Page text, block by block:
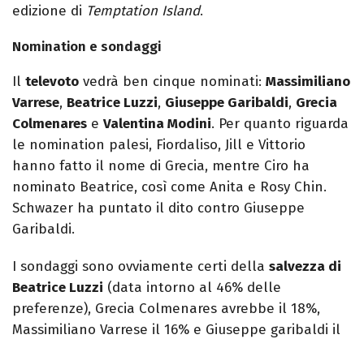
edizione di Temptation Island.
Nomination e sondaggi
Il televoto vedrà ben cinque nominati: Massimiliano
Varrese, Beatrice Luzzi, Giuseppe Garibaldi, Grecia
Colmenares e Valentina Modini. Per quanto riguarda
le nomination palesi, Fiordaliso, Jill e Vittorio
hanno fatto il nome di Grecia, mentre Ciro ha
nominato Beatrice, così come Anita e Rosy Chin.
Schwazer ha puntato il dito contro Giuseppe
Garibaldi.
I sondaggi sono ovviamente certi della salvezza di
Beatrice Luzzi (data intorno al 46% delle
preferenze), Grecia Colmenares avrebbe il 18%,
Massimiliano Varrese il 16% e Giuseppe garibaldi il